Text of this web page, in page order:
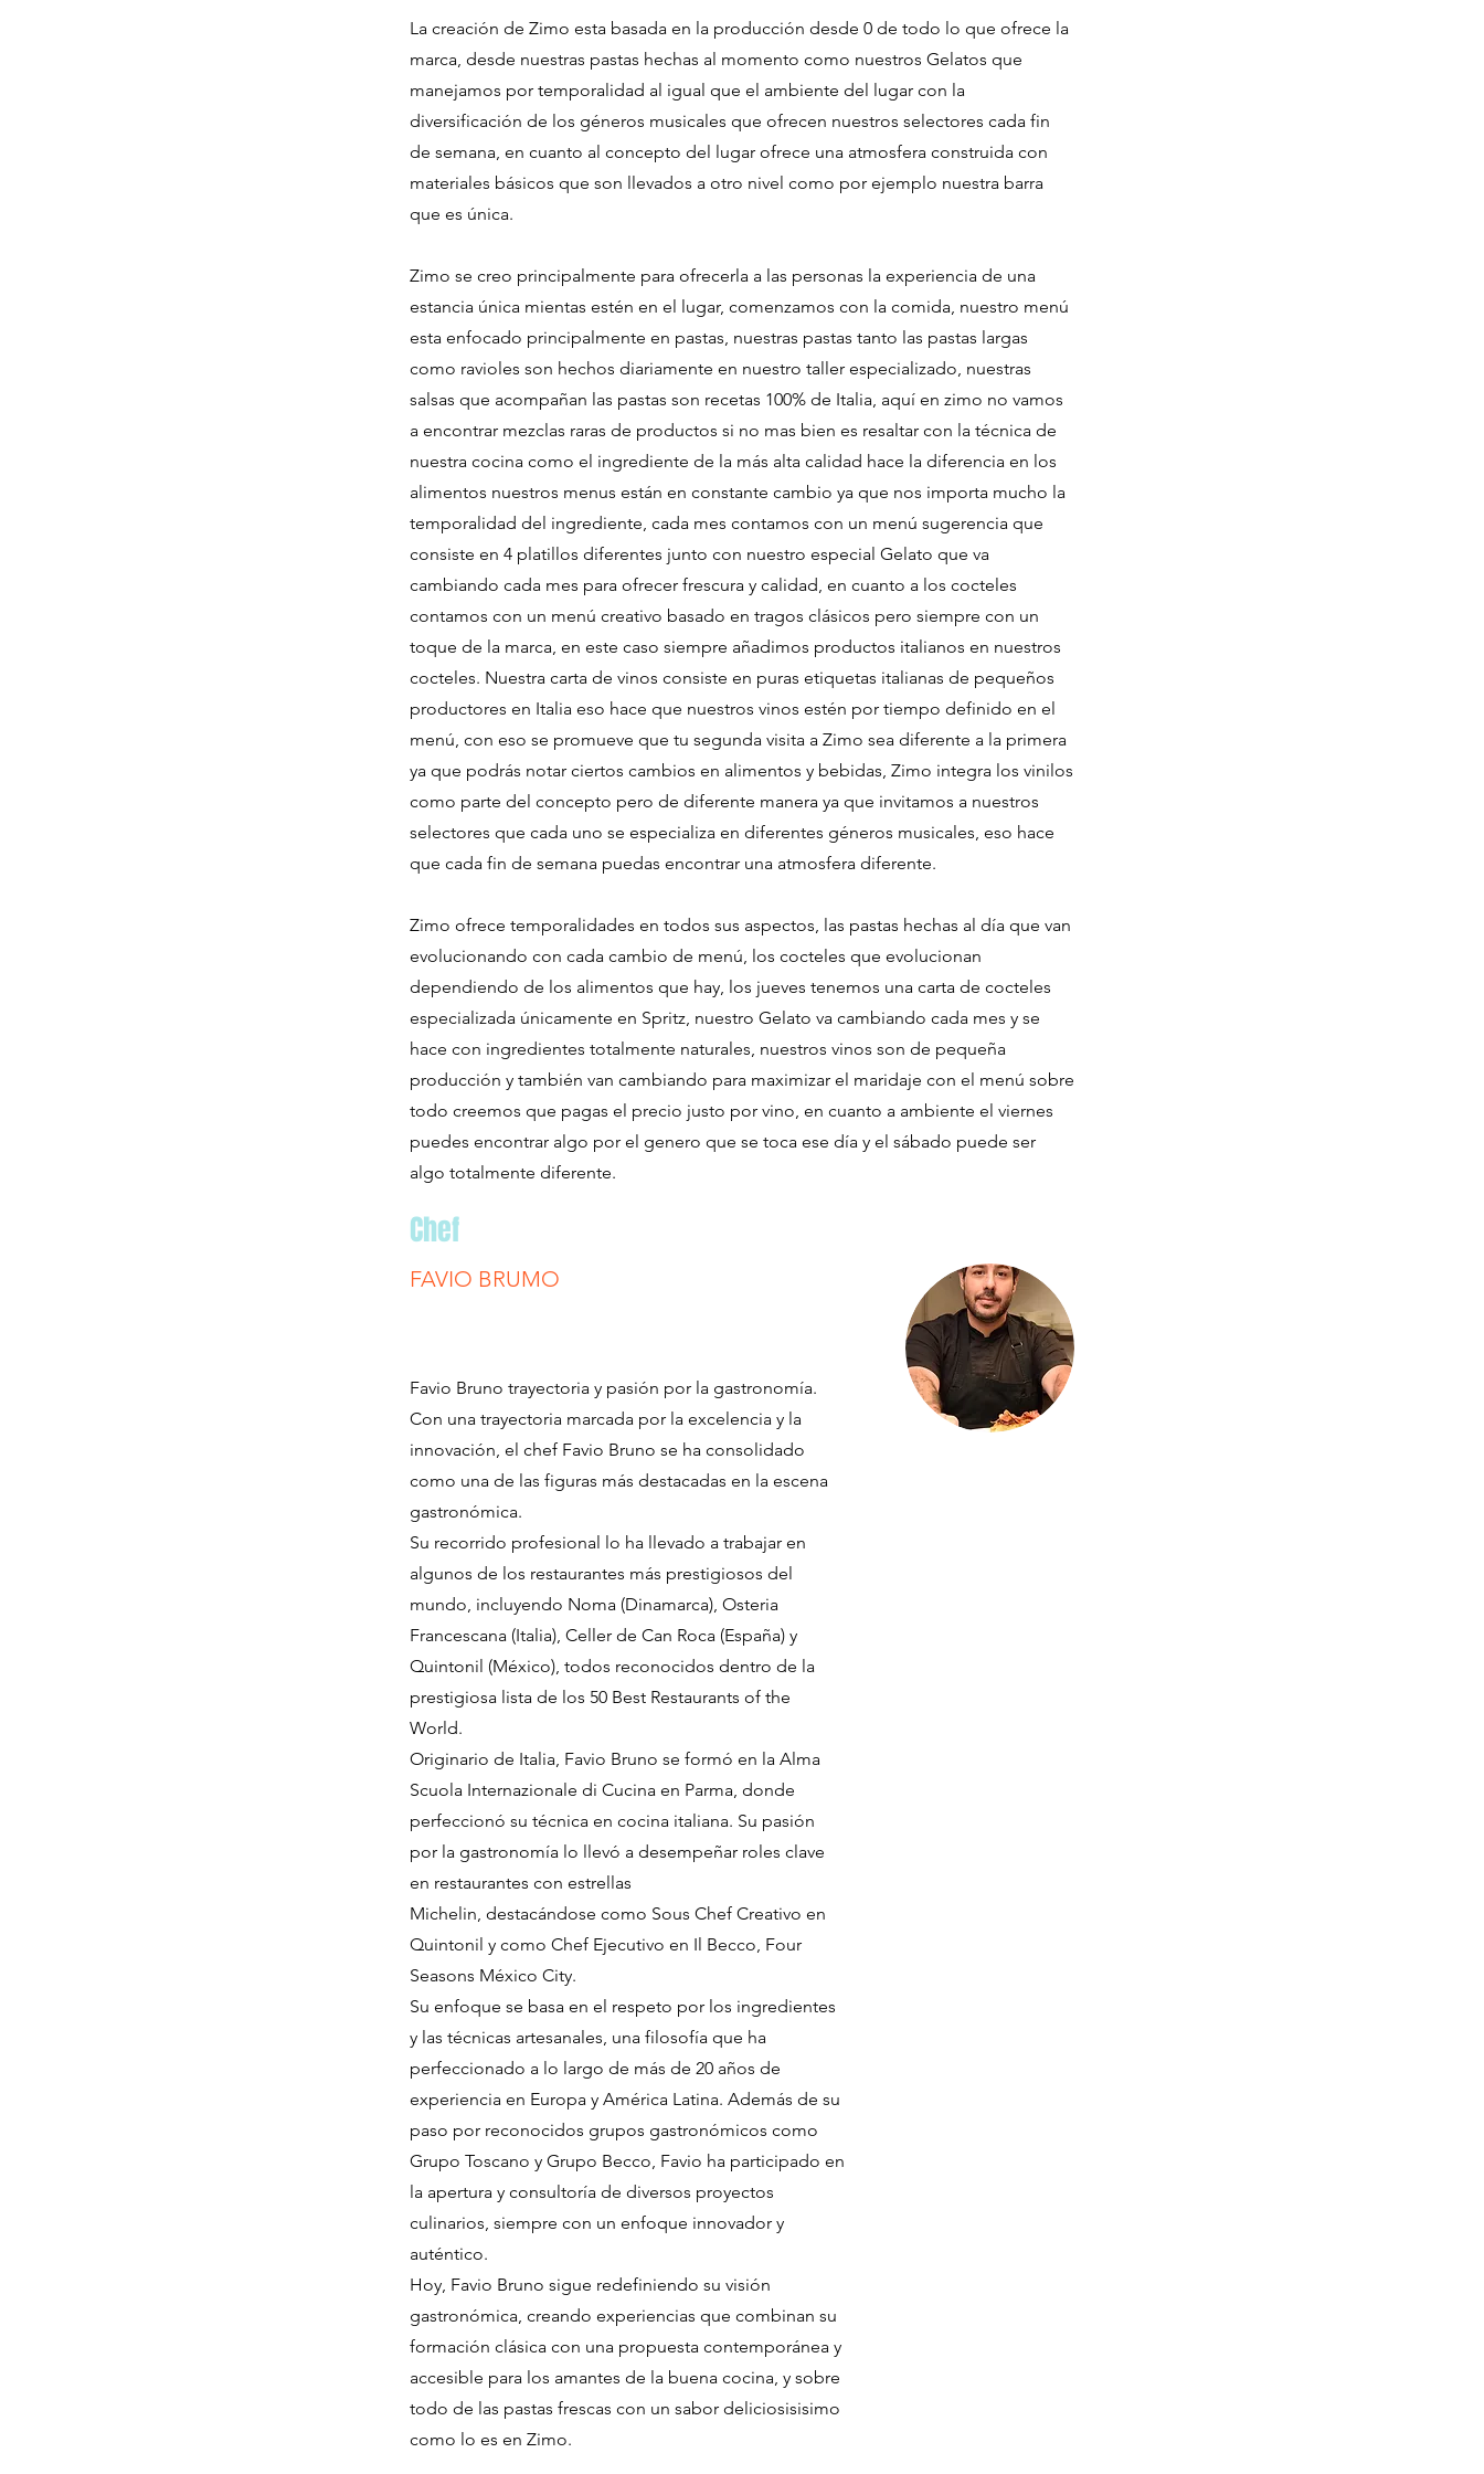
​La creación de Zimo esta basada en la producción desde 0 de todo lo que ofrece la
marca, desde nuestras pastas hechas al momento como nuestros Gelatos que
manejamos por temporalidad al igual que el ambiente del lugar con la
diversificación de los géneros musicales que ofrecen nuestros selectores cada fin
de semana, en cuanto al concepto del lugar ofrece una atmosfera construida con
materiales básicos que son llevados a otro nivel como por ejemplo nuestra barra
que es única.
​Zimo se creo principalmente para ofrecerla a las personas la experiencia de una
estancia única mientas estén en el lugar, comenzamos con la comida, nuestro menú
esta enfocado principalmente en pastas, nuestras pastas tanto las pastas largas
como ravioles son hechos diariamente en nuestro taller especializado, nuestras
salsas que acompañan las pastas son recetas 100% de Italia, aquí en zimo no vamos
a encontrar mezclas raras de productos si no mas bien es resaltar con la técnica de
nuestra cocina como el ingrediente de la más alta calidad hace la diferencia en los
alimentos nuestros menus están en constante cambio ya que nos importa mucho la
temporalidad del ingrediente, cada mes contamos con un menú sugerencia que
consiste en 4 platillos diferentes junto con nuestro especial Gelato que va
cambiando cada mes para ofrecer frescura y calidad, en cuanto a los cocteles
contamos con un menú creativo basado en tragos clásicos pero siempre con un
toque de la marca, en este caso siempre añadimos productos italianos en nuestros
cocteles. Nuestra carta de vinos consiste en puras etiquetas italianas de pequeños
productores en Italia eso hace que nuestros vinos estén por tiempo definido en el
menú, con eso se promueve que tu segunda visita a Zimo sea diferente a la primera
ya que podrás notar ciertos cambios en alimentos y bebidas, Zimo integra los vinilos
como parte del concepto pero de diferente manera ya que invitamos a nuestros
selectores que cada uno se especializa en diferentes géneros musicales, eso hace
que cada fin de semana puedas encontrar una atmosfera diferente.
Zimo ofrece temporalidades en todos sus aspectos, las pastas hechas al día que van
evolucionando con cada cambio de menú, los cocteles que evolucionan
dependiendo de los alimentos que hay, los jueves tenemos una carta de cocteles
especializada únicamente en Spritz, nuestro Gelato va cambiando cada mes y se
hace con ingredientes totalmente naturales, nuestros vinos son de pequeña
producción y también van cambiando para maximizar el maridaje con el menú sobre
todo creemos que pagas el precio justo por vino, en cuanto a ambiente el viernes
puedes encontrar algo por el genero que se toca ese día y el sábado puede ser
algo totalmente diferente.
Chef
FAVIO BRUMO
Favio Bruno trayectoria y pasión por la gastronomía.
Con una trayectoria marcada por la excelencia y la
innovación, el chef Favio Bruno se ha consolidado
como una de las figuras más destacadas en la escena
gastronómica.
Su recorrido profesional lo ha llevado a trabajar en
algunos de los restaurantes más prestigiosos del
mundo, incluyendo Noma (Dinamarca), Osteria
Francescana (Italia), Celler de Can Roca (España) y
Quintonil (México), todos reconocidos dentro de la
prestigiosa lista de los 50 Best Restaurants of the
World.
Originario de Italia, Favio Bruno se formó en la Alma
Scuola Internazionale di Cucina en Parma, donde
perfeccionó su técnica en cocina italiana. Su pasión
por la gastronomía lo llevó a desempeñar roles clave
en restaurantes con estrellas
Michelin, destacándose como Sous Chef Creativo en
Quintonil y como Chef Ejecutivo en Il Becco, Four
Seasons México City.
Su enfoque se basa en el respeto por los ingredientes
y las técnicas artesanales, una filosofía que ha
perfeccionado a lo largo de más de 20 años de
experiencia en Europa y América Latina. Además de su
paso por reconocidos grupos gastronómicos como
Grupo Toscano y Grupo Becco, Favio ha participado en
la apertura y consultoría de diversos proyectos
culinarios, siempre con un enfoque innovador y
auténtico.
Hoy, Favio Bruno sigue redefiniendo su visión
gastronómica, creando experiencias que combinan su
formación clásica con una propuesta contemporánea y
accesible para los amantes de la buena cocina, y sobre
todo de las pastas frescas con un sabor deliciosisisimo
como lo es en Zimo.